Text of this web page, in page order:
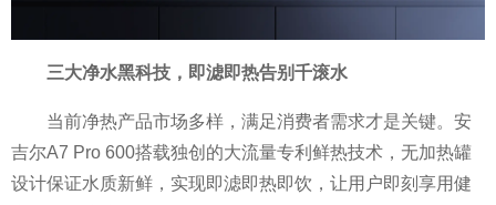
三大净水黑科技，即滤即热告别千滚水
当前净热产品市场多样，满足消费者需求才是关键。安
吉尔A7 Pro 600搭载独创的大流量专利鲜热技术，无加热罐
设计保证水质新鲜，实现即滤即热即饮，让用户即刻享用健